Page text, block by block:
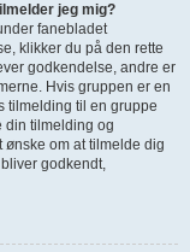
jeg mig?
fanebladet
klikker du på den rette
godkendelse, andre er
Hvis gruppen er en
tilmelding til en gruppe
din tilmelding og
om at tilmelde dig
godkendt,